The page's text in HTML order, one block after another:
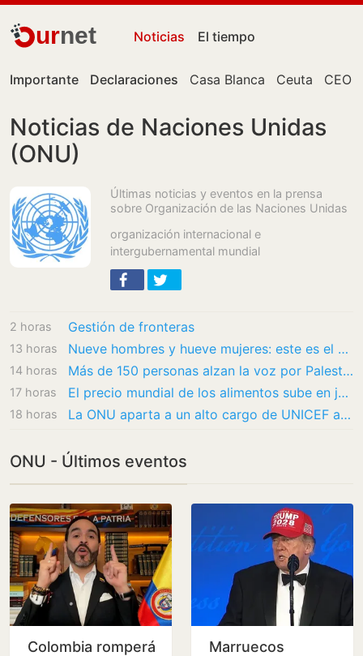
urnet Noticias El tiempo
Importante Declaraciones Casa Blanca Ceuta CEO
Noticias de Naciones Unidas
(ONU)
Últimas noticias y eventos en la prensa
sobre Organización de las Naciones Unidas
organización internacional e
intergubernamental mundial
2 horas Gestión de fronteras
13 horas Nueve hombres y hueve mujeres: este es el gobierno del nuevo presidente de Colombia
14 horas Más de 150 personas alzan la voz por Palestina en Los Alcázares: «No dejemos de hablar de…
17 horas El precio mundial de los alimentos sube en julio a máximos desde 2023
18 horas La ONU aparta a un alto cargo de UNICEF acusado de espiar para Israel
ONU - Últimos eventos
Colombia romperá
Marruecos